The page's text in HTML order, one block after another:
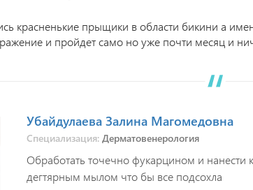
красненькие прыщики в области бикини а
и пройдет само но уже почти месяц и
Убайдулаева Залина Магомедовна
Специализация: Дерматовенерология
Обработать точечно фукарцином и нанести
дегтярным мылом что бы все подсохла